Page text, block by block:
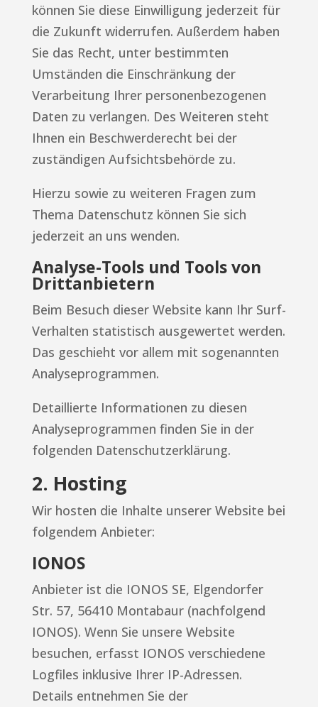
können Sie diese Einwilligung jederzeit für
die Zukunft widerrufen. Außerdem haben
Sie das Recht, unter bestimmten
Umständen die Einschränkung der
Verarbeitung Ihrer personenbezogenen
Daten zu verlangen. Des Weiteren steht
Ihnen ein Beschwerderecht bei der
zuständigen Aufsichtsbehörde zu.
Hierzu sowie zu weiteren Fragen zum
Thema Datenschutz können Sie sich
jederzeit an uns wenden.
Analyse-Tools und Tools von
Dritt­anbietern
Beim Besuch dieser Website kann Ihr Surf-
Verhalten statistisch ausgewertet werden.
Das geschieht vor allem mit sogenannten
Analyseprogrammen.
Detaillierte Informationen zu diesen
Analyseprogrammen finden Sie in der
folgenden Datenschutzerklärung.
2. Hosting
Wir hosten die Inhalte unserer Website bei
folgendem Anbieter:
IONOS
Anbieter ist die IONOS SE, Elgendorfer
Str. 57, 56410 Montabaur (nachfolgend
IONOS). Wenn Sie unsere Website
besuchen, erfasst IONOS verschiedene
Logfiles inklusive Ihrer IP-Adressen.
Details entnehmen Sie der